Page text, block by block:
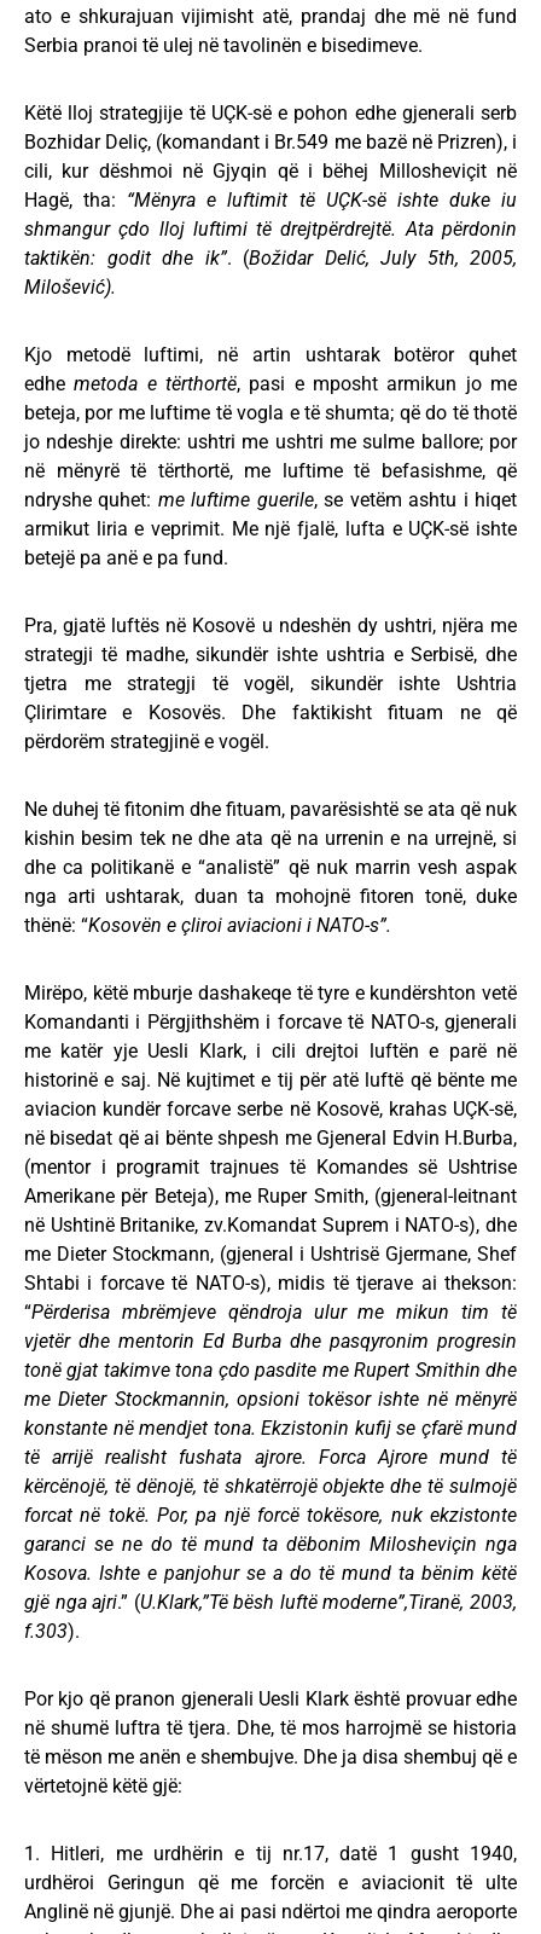
ato e shkurajuan vijimisht atë, prandaj dhe më në fund
Serbia pranoi të ulej në tavolinën e bisedimeve.
Këtë lloj strategjije të UÇK-së e pohon edhe gjenerali serb
Bozhidar Deliç, (komandant i Br.549 me bazë në Prizren), i
cili, kur dëshmoi në Gjyqin që i bëhej Millosheviçit në
Hagë, tha: “Mënyra e luftimit të UÇK-së ishte duke iu
shmangur çdo lloj luftimi të drejtpërdrejtë. Ata përdonin
taktikën: godit dhe ik”. (Božidar Delić, July 5th, 2005,
Milošević).
Kjo metodë luftimi, në artin ushtarak botëror quhet
edhemetoda e tërthortë, pasi e mposht armikun jo me
beteja, por me luftime të vogla e të shumta; që do të thotë
jo ndeshje direkte: ushtri me ushtri me sulme ballore; por
në mënyrë të tërthortë, me luftime të befasishme, që
ndryshe quhet: me luftime guerile, se vetëm ashtu i hiqet
armikut liria e veprimit. Me një fjalë, lufta e UÇK-së ishte
betejë pa anë e pa fund.
Pra, gjatë luftës në Kosovë u ndeshën dy ushtri, njëra me
strategji të madhe, sikundër ishte ushtria e Serbisë, dhe
tjetra me strategji të vogël, sikundër ishte Ushtria
Çlirimtare e Kosovës. Dhe faktikisht fituam ne që
përdorëm strategjinë e vogël.
Ne duhej të fitonim dhe fituam, pavarësishtë se ata që nuk
kishin besim tek ne dhe ata që na urrenin e na urrejnë, si
dhe ca politikanë e “analistë” që nuk marrin vesh aspak
nga arti ushtarak, duan ta mohojnë fitoren tonë, duke
thënë: “Kosovën e çliroi aviacioni i NATO-s”.
Mirëpo, këtë mburje dashakeqe të tyre e kundërshton vetë
Komandanti i Përgjithshëm i forcave të NATO-s, gjenerali
me katër yje Uesli Klark, i cili drejtoi luftën e parë në
historinë e saj. Në kujtimet e tij për atë luftë që bënte me
aviacion kundër forcave serbe në Kosovë, krahas UÇK-së,
në bisedat që ai bënte shpesh me Gjeneral Edvin H.Burba,
(mentor i programit trajnues të Komandes së Ushtrise
Amerikane për Beteja), me Ruper Smith, (gjeneral-leitnant
në Ushtinë Britanike, zv.Komandat Suprem i NATO-s), dhe
me Dieter Stockmann, (gjeneral i Ushtrisë Gjermane, Shef
Shtabi i forcave të NATO-s), midis të tjerave ai thekson:
“Përderisa mbrëmjeve qëndroja ulur me mikun tim të
vjetër dhe mentorin Ed Burba dhe pasqyronim progresin
tonë gjat takimve tona çdo pasdite me Rupert Smithin dhe
me Dieter Stockmannin, opsioni tokësor ishte në mënyrë
konstante në mendjet tona. Ekzistonin kufij se çfarë mund
të arrijë realisht fushata ajrore. Forca Ajrore mund të
kërcënojë, të dënojë, të shkatërrojë objekte dhe të sulmojë
forcat në tokë. Por, pa një forcë tokësore, nuk ekzistonte
garanci se ne do të mund ta dëbonim Milosheviçin nga
Kosova. Ishte e panjohur se a do të mund ta bënim këtë
gjë nga ajri.” (U.Klark,”Të bësh luftë moderne”,Tiranë, 2003,
f.303).
Por kjo që pranon gjenerali Uesli Klark është provuar edhe
në shumë luftra të tjera. Dhe, të mos harrojmë se historia
të mëson me anën e shembujve. Dhe ja disa shembuj që e
vërtetojnë këtë gjë:
1. Hitleri, me urdhërin e tij nr.17, datë 1 gusht 1940,
urdhëroi Geringun që me forcën e aviacionit të ulte
Anglinë në gjunjë. Dhe ai pasi ndërtoi me qindra aeroporte